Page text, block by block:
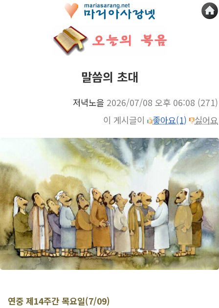
말씀의 초대
저녁노을 2026/07/08 오후 06:08 (271)
이 게시글이
좋아요(1) 싫어요
연중 제14주간 목요일(7/09)